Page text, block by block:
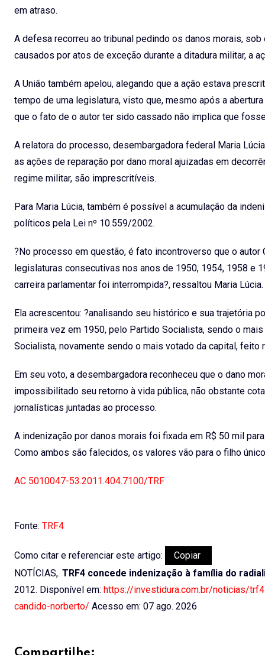
em atraso.
A defesa recorreu ao tribunal pedindo os danos morais,
causados por atos de exceção durante a ditadura militar, a
A União também apelou, alegando que a ação estava
tempo de uma legislatura, visto que, mesmo após a
que o fato de o autor ter sido cassado não implica que
A relatora do processo, desembargadora federal Maria
as ações de reparação por dano moral ajuizadas em
regime militar, são imprescritíveis.
Para Maria Lúcia, também é possível a acumulação da
políticos pela Lei nº 10.559/2002.
?No processo em questão, é fato incontroverso que o
legislaturas consecutivas nos anos de 1950, 1954, 1958 e
carreira parlamentar foi interrompida?, ressaltou Maria Lúcia.
Ela acrescentou: ?analisando seu histórico e sua trajetória
primeira vez em 1950, pelo Partido Socialista, sendo o
Socialista, novamente sendo o mais votado da capital,
Em seu voto, a desembargadora reconheceu que o dano
impossibilitado seu retorno à vida pública, não obstante
jornalísticas juntadas ao processo.
A indenização por danos morais foi fixada em R$ 50 mil
Como ambos são falecidos, os valores vão para o filho
AC 5010047-53.2011.404.7100/TRF
Fonte: TRF4
Como citar e referenciar este artigo:
Copiar
NOTÍCIAS,. TRF4 concede indenização à família do
2012. Disponível em: https://investidura.com.br/noticias/
candido-norberto/ Acesso em: 07 ago. 2026